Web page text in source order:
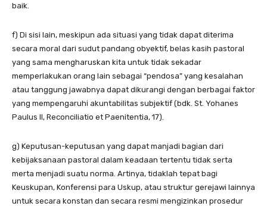
baik.
f) Di sisi lain, meskipun ada situasi yang tidak dapat diterima
secara moral dari sudut pandang obyektif, belas kasih pastoral
yang sama mengharuskan kita untuk tidak sekadar
memperlakukan orang lain sebagai “pendosa” yang kesalahan
atau tanggung jawabnya dapat dikurangi dengan berbagai faktor
yang mempengaruhi akuntabilitas subjektif (bdk. St. Yohanes
Paulus II, Reconciliatio et Paenitentia, 17).
g) Keputusan-keputusan yang dapat manjadi bagian dari
kebijaksanaan pastoral dalam keadaan tertentu tidak serta
merta menjadi suatu norma. Artinya, tidaklah tepat bagi
Keuskupan, Konferensi para Uskup, atau struktur gerejawi lainnya
untuk secara konstan dan secara resmi mengizinkan prosedur